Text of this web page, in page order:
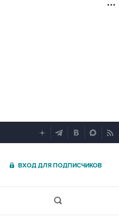
ВХОД ДЛЯ ПОДПИСЧИКОВ